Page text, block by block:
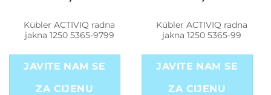
Kübler ACTIVIQ radna
jakna 1250 5365-9799
JAVITE NAM SE
ZA CIJENU
Kübler ACTIVIQ radna
jakna 1250 5365-99
JAVITE NAM SE
ZA CIJENU